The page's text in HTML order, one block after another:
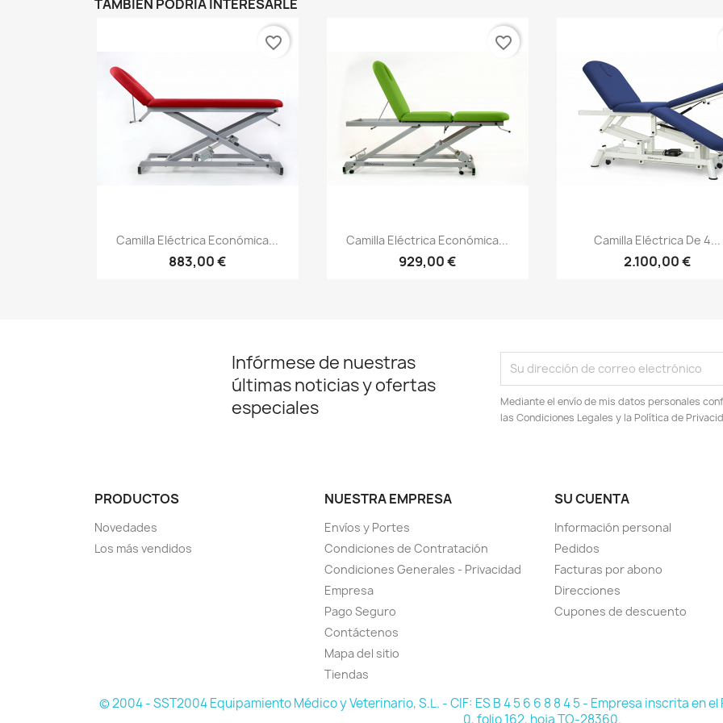
TAMBIÉN PODRÍA INTERESARLE
Vista rápida
Camilla Eléctrica Económica...
883,00 €
favorite_border
Vista rápida
Camilla Eléctrica Económica...
929,00 €
favorite_border
Vista rápida
Camilla Eléctrica De 4...
2.100,00 €
Infórmese de nuestras
últimas noticias y ofertas
especiales
Mediante el envío de mis datos personales
las Condiciones Legales y la Política de
PRODUCTOS
Novedades
Los más vendidos
NUESTRA EMPRESA
Envíos y Portes
Condiciones de Contratación
Condiciones Generales - Privacidad
Empresa
Pago Seguro
Contáctenos
Mapa del sitio
Tiendas
SU CUENTA
Información personal
Pedidos
Facturas por abono
Direcciones
Cupones de descuento
© 2004 - SST2004 Equipamiento Médico y Veterinario, S.L. - CIF: ES B 4 5 6 6 8 8 4 5 - Empresa inscrita en
0, folio 162, hoja TO-28360.